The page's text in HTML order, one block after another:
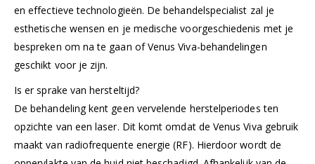
en effectieve technologieën. De behandelspecialist zal je
esthetische wensen en je medische voorgeschiedenis met je
bespreken om na te gaan of Venus Viva-behandelingen
geschikt voor je zijn.
Is er sprake van hersteltijd?
De behandeling kent geen vervelende herstelperiodes ten
opzichte van een laser. Dit komt omdat de Venus Viva gebruik
maakt van radiofrequente energie (RF). Hierdoor wordt de